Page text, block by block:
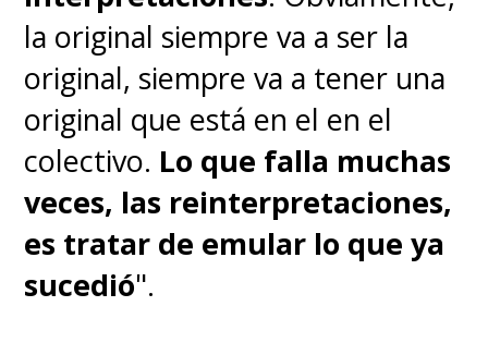
la original siempre va a ser la
original, siempre va a tener una
original que está en el en el
colectivo. Lo que falla muchas
veces, las reinterpretaciones,
es tratar de emular lo que ya
sucedió".